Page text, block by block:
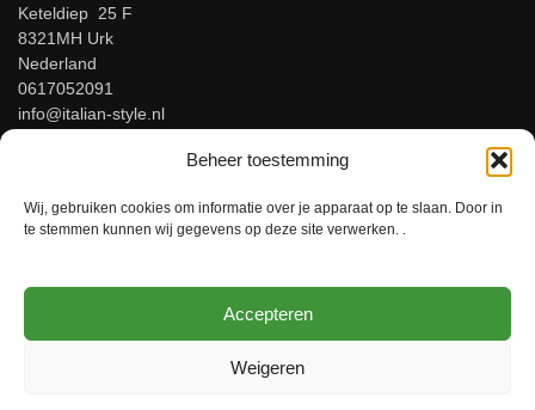
Beheer toestemming
Wij, gebruiken cookies om informatie over je apparaat op te slaan. Door in
te stemmen kunnen wij gegevens op deze site verwerken. .
Accepteren
Weigeren
Keteldiep 25 F
8321MH Urk
Nederland
0617052091
info@italian-style.nl
BTW: NL866816483B01
Beoordeel ons op Google!